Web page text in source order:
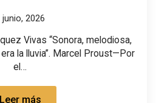
junio, 2026
Vivas “Sonora, melodiosa,
la lluvia”. Marcel Proust—Por
el…
Leer más